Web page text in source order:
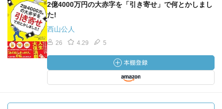
2億4000万円の大赤字を「引き寄せ」で何とかしまし
た!
西山公人
26 4.29 5